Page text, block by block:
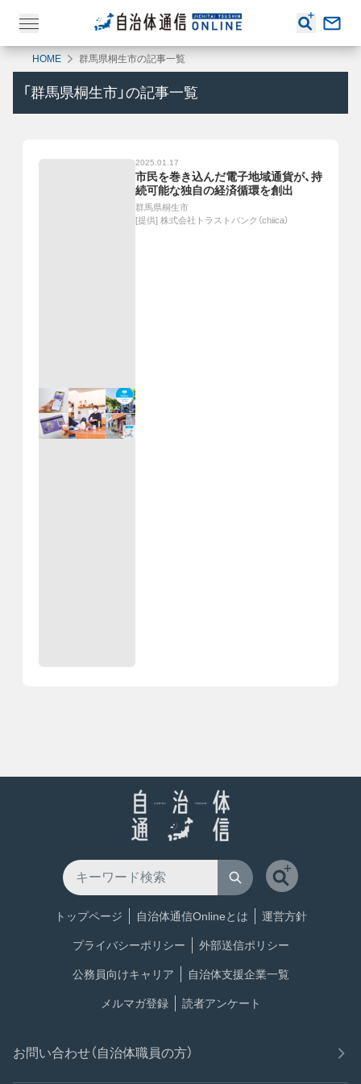
HOME 群馬県桐生市の記事一覧
「 群馬県桐生市 」の記事一覧
2025.01.17
市民を巻き込んだ電子地域通貨が、持
続可能な独自の経済循環を創出
群馬県桐生市
[提供] 株式会社トラストバンク（chiica）
トップページ 自治体通信Onlineとは 運営方針
プライバシーポリシー 外部送信ポリシー
公務員向けキャリア 自治体支援企業一覧
メルマガ登録 読者アンケート
お問い合わせ（自治体職員の方）